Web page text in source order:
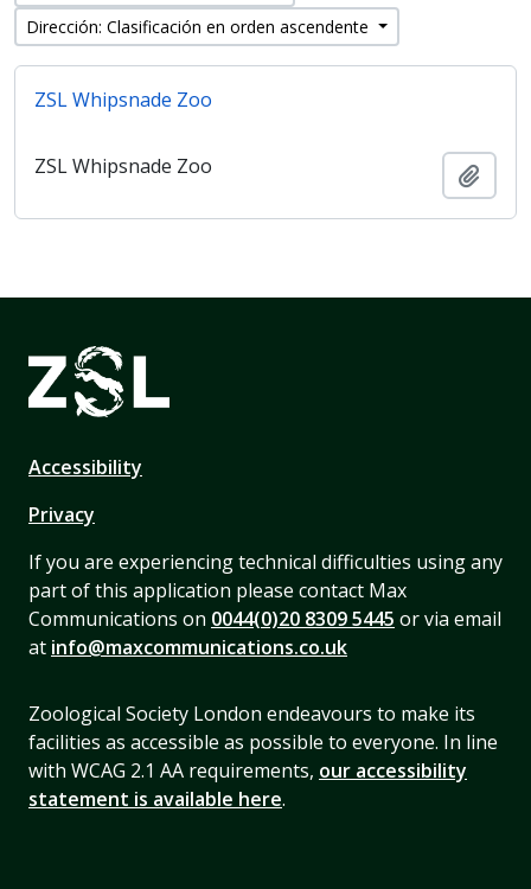
Dirección: Clasificación en orden ascendente
ZSL Whipsnade Zoo
ZSL Whipsnade Zoo
Accessibility
Privacy
If you are experiencing technical difficulties using any
part of this application please contact Max
Communications on 0044(0)20 8309 5445 or via email
at info@maxcommunications.co.uk
Zoological Society London endeavours to make its
facilities as accessible as possible to everyone. In line
with WCAG 2.1 AA requirements, our accessibility
statement is available here.